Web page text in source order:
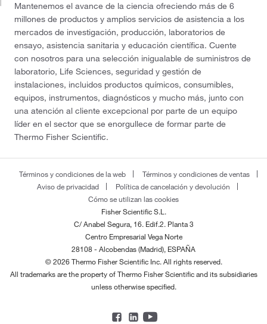
Mantenemos el avance de la ciencia ofreciendo más de 6
millones de productos y amplios servicios de asistencia a los
mercados de investigación, producción, laboratorios de
ensayo, asistencia sanitaria y educación científica. Cuente
con nosotros para una selección inigualable de suministros de
laboratorio, Life Sciences, seguridad y gestión de
instalaciones, incluidos productos químicos, consumibles,
equipos, instrumentos, diagnósticos y mucho más, junto con
una atención al cliente excepcional por parte de un equipo
líder en el sector que se enorgullece de formar parte de
Thermo Fisher Scientific.
Términos y condiciones de la web
Términos y condiciones de ventas
Aviso de privacidad
Política de cancelación y devolución
Cómo se utilizan las cookies
Fisher Scientific S.L.
C/ Anabel Segura, 16. Edif.2. Planta 3
Centro Empresarial Vega Norte
28108 - Alcobendas (Madrid), ESPAÑA
© 2026 Thermo Fisher Scientific Inc. All rights reserved.
All trademarks are the property of Thermo Fisher Scientific and its subsidiaries
unless otherwise specified.